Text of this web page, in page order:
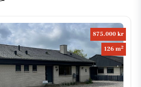
875.000 kr
126 m2